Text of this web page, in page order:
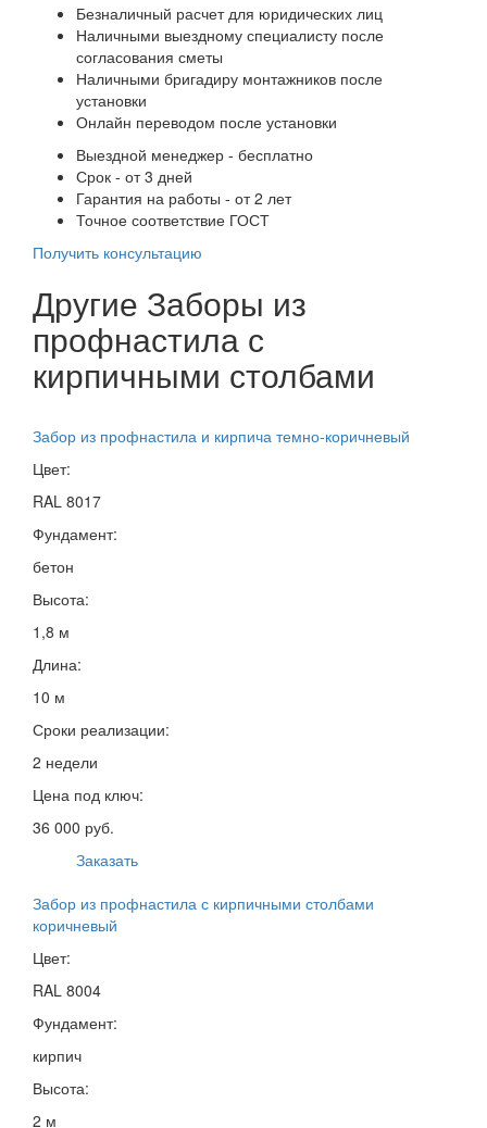
Безналичный расчет для юридических лиц
Наличными выездному специалисту после
согласования сметы
Наличными бригадиру монтажников после
установки
Онлайн переводом после установки
Выездной менеджер - бесплатно
Срок - от 3 дней
Гарантия на работы - от 2 лет
Точное соответствие ГОСТ
Получить консультацию
Другие Заборы из
профнастила с
кирпичными столбами
Забор из профнастила и кирпича темно-коричневый
Цвет:
RAL 8017
Фундамент:
бетон
Высота:
1,8 м
Длина:
10 м
Сроки реализации:
2 недели
Цена под ключ:
36 000 руб.
Заказать
Забор из профнастила с кирпичными столбами
коричневый
Цвет:
RAL 8004
Фундамент:
кирпич
Высота:
2 м